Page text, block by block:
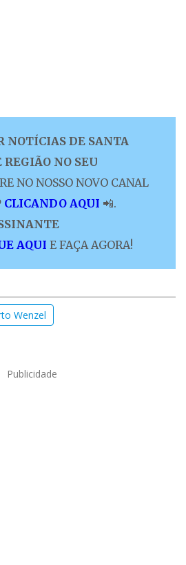
NOTÍCIAS DE SANTA
REGIÃO NO SEU
NO NOSSO NOVO CANAL
CLICANDO AQUI 📲.
AQUI E FAÇA AGORA!
Wenzel
Publicidade